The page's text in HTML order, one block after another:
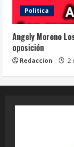
Politica
Angely Moreno
oposición
Redaccion 2